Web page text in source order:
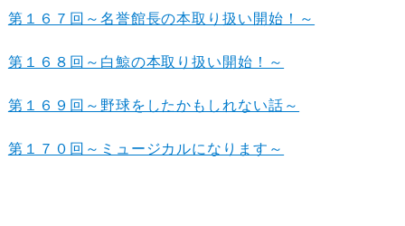
第１６７回～名誉館長の本取り扱い開始！～
第１６８回～白鯨の本取り扱い開始！～
第１６９回～野球をしたかもしれない話～
第１７０回～ミュージカルになります～